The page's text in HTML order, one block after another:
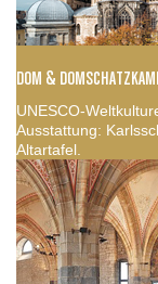
DOM &
UNESCO-
Ausstattung:
Altartafel.